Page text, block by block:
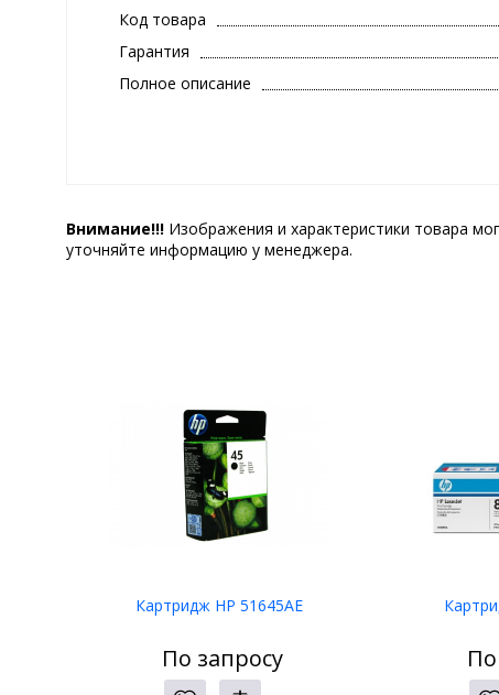
Код товара
Гарантия
Полное описание
Внимание!!! Изображения и характеристики товара
уточняйте информацию у менеджера.
Картридж HP 51645AE
По запросу